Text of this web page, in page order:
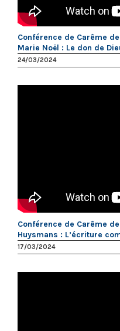
Conférence de Carême
Marie Noël : Le don de
24/03/2024
Conférence de Carême
Huysmans : L’écriture
17/03/2024